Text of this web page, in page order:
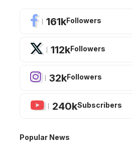
161kFollowers
112kFollowers
32kFollowers
240kSubscribers
Popular News